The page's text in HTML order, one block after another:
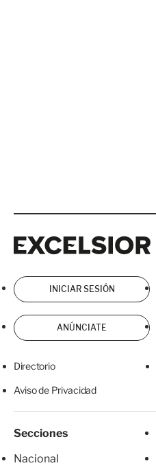
INICIAR SESIÓN
ANÚNCIATE
Directorio
Aviso de Privacidad
Secciones
Nacional